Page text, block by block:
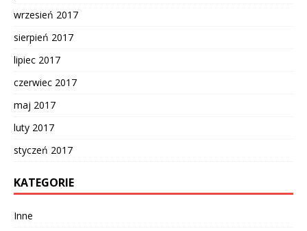
wrzesień 2017
sierpień 2017
lipiec 2017
czerwiec 2017
maj 2017
luty 2017
styczeń 2017
KATEGORIE
Inne